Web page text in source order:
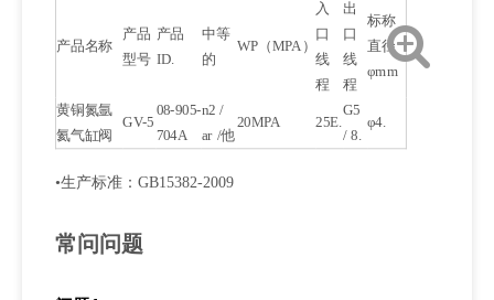
产品名称
产品
型号
产品
ID.
中等
的
WP（MPA）
入
口
线
程
出
口
线
程
标称
直径
φmm
黄铜氮氩
氦气缸阀
GV-5
08-905-
704A
n2 /
ar /他
20MPA 25E.
G5
/ 8.
φ4.
•生产标准：GB15382-2009
常问问题